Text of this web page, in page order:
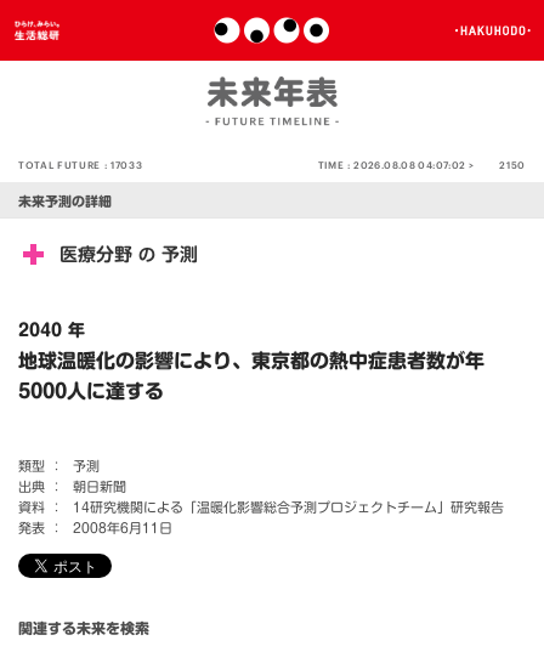
TOTAL FUTURE :17033 TIME :2026.08.08 04:07:02 > 2150
未来予測の詳細
医療分野 の 予測
2040 年
地球温暖化の影響により、東京都の熱中症患者数が年
5000人に達する
類型 ：
予測
出典 ：
朝日新聞
資料 ：
14研究機関による「温暖化影響総合予測プロジェクトチーム」研究報告
発表 ：
2008年6月11日
関連する未来を検索